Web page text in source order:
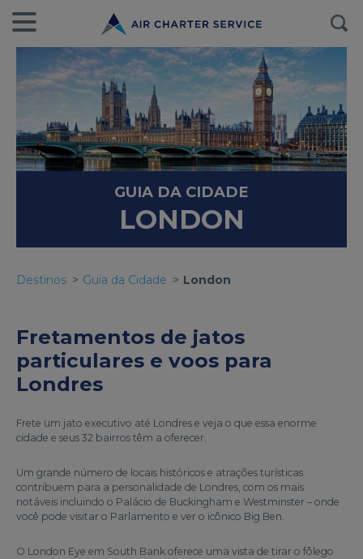
GUIA DA CIDADE
LONDON
Destinos Guia da Cidade London
Fretamentos de jatos
particulares e voos para
Londres
Frete um jato executivo até Londres e veja o que essa enorme
cidade e seus 32 bairros têm a oferecer.
Um grande número de locais históricos e atrações turísticas
contribuem para a personalidade de Londres, com os mais
notáveis incluindo o Palácio de Buckingham e Westminster – onde
você pode visitar o Parlamento e ver o icônico Big Ben.
O London Eye em South Bank oferece uma vista de tirar o fôlego